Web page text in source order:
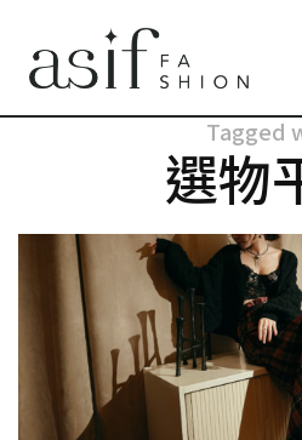
Tagged
選物